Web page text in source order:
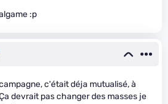
:p
c'était déja mutualisé, à
devrait pas changer des masses je